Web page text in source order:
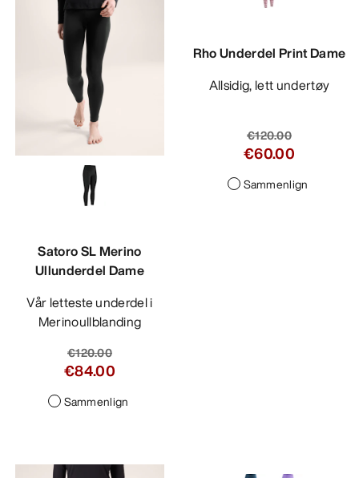
Satoro SL Merino
Ullunderdel Dame
Vår letteste underdel i
Merinoullblanding
€120.00
€84.00
Sammenlign
Rho Underdel Print Dame
Allsidig, lett undertøy
€120.00
€60.00
Sammenlign